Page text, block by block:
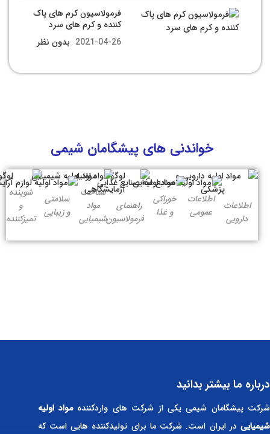
فرمولاسیون کرم های پاک
کننده و کرم های سرد
2021-04-26 بدون نظر
خواندنی های پیشگامان شیمی
اطلاعات
دارویی
اطلاعات
عمومی
خوراکی
و غذا
راهنمای
فرمولاسیون
شناخت
مواد
شیمیایی
سلامتی
و زیبایی
شوینده
و
تمیزکننده
درباره ما بیشتر بدانید
شرکت پیشگامان شیمی یکی از شرکت های واردکنندهمواد اولیه
شیمیایی در ایران است. شرکت ما برای تولیدکننده هایی است که